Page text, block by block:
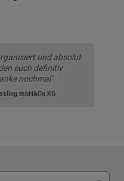
und absolut
euch definitiv
nochmal"
mbH&Co.KG